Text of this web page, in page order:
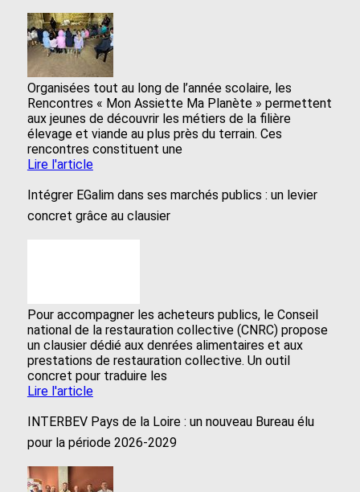
Organisées tout au long de l’année scolaire, les
Rencontres « Mon Assiette Ma Planète » permettent
aux jeunes de découvrir les métiers de la filière
élevage et viande au plus près du terrain. Ces
rencontres constituent une
Lire l'article
Intégrer EGalim dans ses marchés publics : un levier
concret grâce au clausier
Pour accompagner les acheteurs publics, le Conseil
national de la restauration collective (CNRC) propose
un clausier dédié aux denrées alimentaires et aux
prestations de restauration collective. Un outil
concret pour traduire les
Lire l'article
INTERBEV Pays de la Loire : un nouveau Bureau élu
pour la période 2026-2029